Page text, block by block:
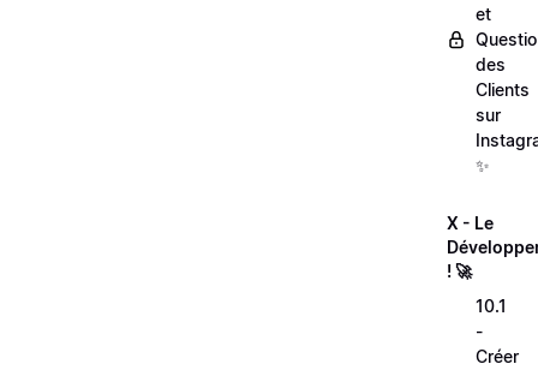
et
des
Clients
sur
✨
X - Le
! 🚀
10.1
-
Créer